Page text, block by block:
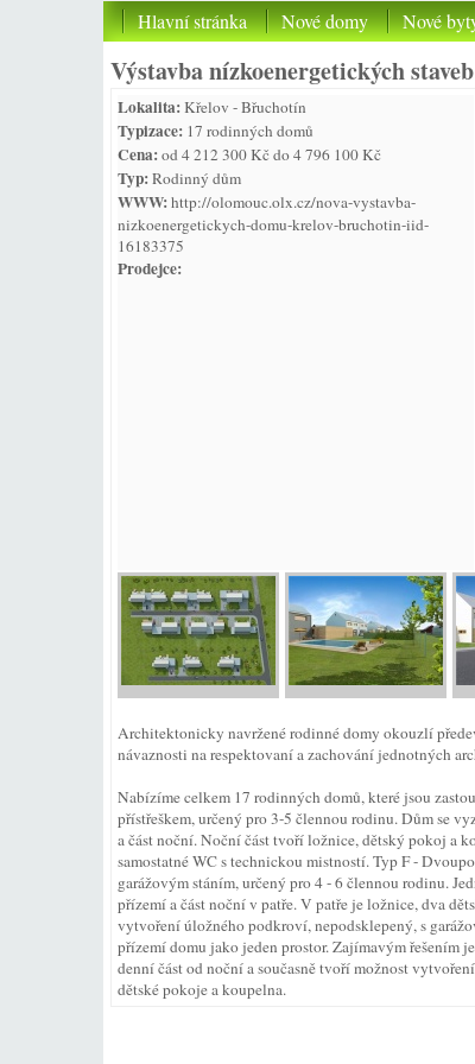
Hlavní stránka Nové domy Nové
Výstavba nízkoenergetických
Lokalita:Křelov - Břuchotín
Typizace: 17 rodinných domů
Cena:od 4 212 300 Kč do 4 796 100 Kč
Typ:Rodinný dům
WWW:http://olomouc.olx.cz/nova-vystavba-
nizkoenergetickych-domu-krelov-bruchotin-iid-
16183375
Prodejce:
Architektonicky navržené rodinné domy okouzlí
návaznosti na respektovaní a zachování jednotných
Nabízíme celkem 17 rodinných domů, které jsou
přístřeškem, určený pro 3-5 člennou rodinu. Dům se
a část noční. Noční část tvoří ložnice, dětský pokoj a
samostatné WC s technickou mistností. Typ F -
garážovým stáním, určený pro 4 - 6 člennou rodinu.
přízemí a část noční v patře. V patře je ložnice, dva
vytvoření úložného podkroví, nepodsklepený, s
přízemí domu jako jeden prostor. Zajímavým řešením
denní část od noční a současně tvoří možnost
dětské pokoje a koupelna.